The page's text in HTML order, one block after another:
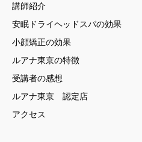
講師紹介
安眠ドライヘッドスパの効果
小顔矯正の効果
ルアナ東京の特徴
受講者の感想
ルアナ東京 認定店
アクセス